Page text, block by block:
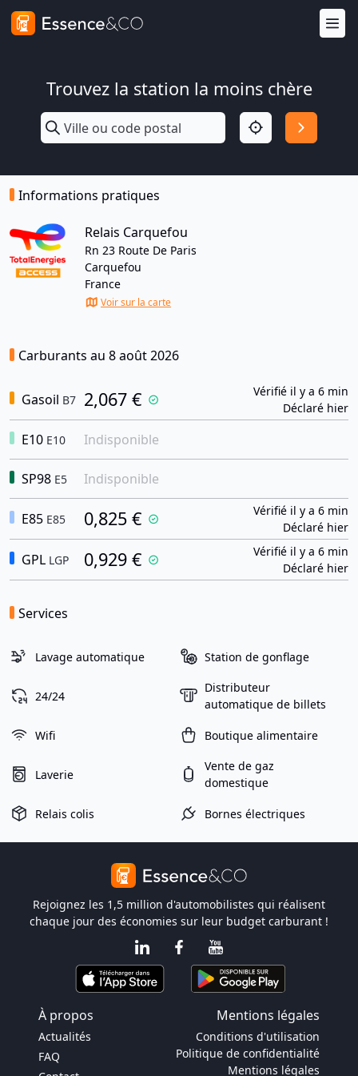
Trouvez la station la moins chère
Informations pratiques
Relais Carquefou
Rn 23 Route De Paris
Carquefou
France
Voir sur la carte
Carburants au 8 août 2026
Gasoil B7 2,067 €
Vérifié il y a 6 min
Déclaré hier
E10 E10 Indisponible
SP98 E5 Indisponible
E85 E85 0,825 €
Vérifié il y a 6 min
Déclaré hier
GPL LGP 0,929 €
Vérifié il y a 6 min
Déclaré hier
Services
Lavage automatique Station de gonflage
24/24
Distributeur
automatique de billets
Wifi Boutique alimentaire
Laverie
Vente de gaz
domestique
Relais colis Bornes électriques
Rejoignez les 1,5 million d'automobilistes qui réalisent
chaque jour des économies sur leur budget carburant !
À propos Mentions légales
Actualités
FAQ
Conditions d'utilisation
Politique de confidentialité
Mentions légales